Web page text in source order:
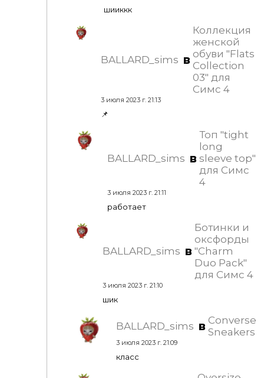
шииккк
BALLARD_sims в
Коллекция
женской
обуви "Flats
Collection
03" для
Симс 4
3 июля 2023 г. 21:13
📌
BALLARD_sims в
Топ "tight
long
sleeve top"
для Симс
4
3 июля 2023 г. 21:11
работает
BALLARD_sims в
Ботинки и
оксфорды
"Charm
Duo Pack"
для Симс 4
3 июля 2023 г. 21:10
шик
BALLARD_sims в Converse
Sneakers
3 июля 2023 г. 21:09
класс